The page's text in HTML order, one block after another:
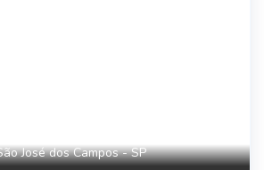
José dos Campos - SP